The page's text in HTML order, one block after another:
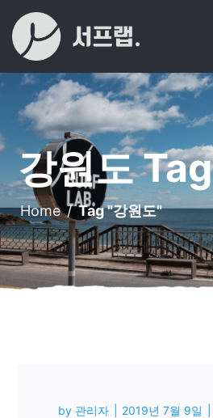
강원도 Tag
Home/Tag "강원도"
by 관리자 2019년 7월 9일